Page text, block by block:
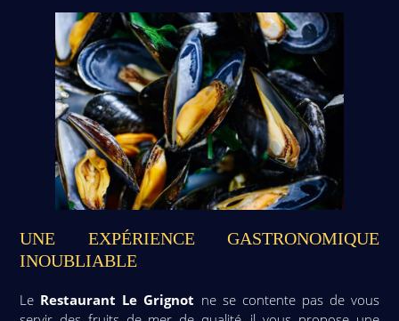
UNE EXPÉRIENCE GASTRONOMIQUE
INOUBLIABLE
Le Restaurant Le Grignot ne se contente pas de vous